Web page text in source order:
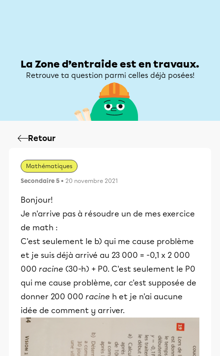
La Zone d’entraide est en travaux.
Retrouve ta question parmi celles déjà posées!
Retour
Mathématiques
Secondaire 5 • 20 novembre 2021
Bonjour!
Je n'arrive pas à résoudre un de mes exercice
de math :
C'est seulement le b) qui me cause problème
et je suis déjà arrivé au 23 000 = -0,1 x 2 000
000 racine (30-h) + P0. C'est seulement le P0
qui me cause problème, car c'est supposée de
donner 200 000 racine h et je n'ai aucune
idée de comment y arriver.